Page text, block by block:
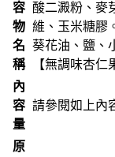
容
物
名
稱
酸二澱粉、麥
維、玉米糖膠
葵花油、鹽、
【無調味杏仁
內
容
量
請參閱如上內
原